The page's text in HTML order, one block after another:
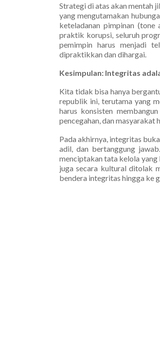
Strategi di atas akan mentah
yang mengutamakan
keteladanan pimpinan
praktik korupsi, seluruh
pemimpin harus menjadi
dipraktikkan dan dihargai.
Kesimpulan: Integritas
Kita tidak bisa hanya
republik ini, terutama yang
harus konsisten
pencegahan, dan masyarakat
Pada akhirnya, integritas
adil, dan bertanggung
menciptakan tata kelola
juga secara kultural ditolak
bendera integritas hingga ke